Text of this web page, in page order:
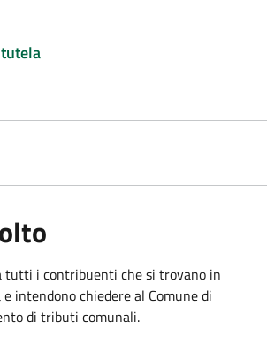
tutti i contribuenti che si trovano in
intendono chiedere al Comune di
di tributi comunali.